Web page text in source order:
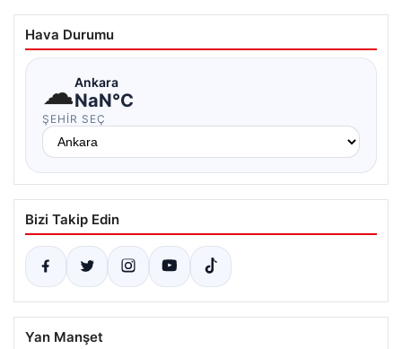
Hava Durumu
☁Ankara
NaN°C
ŞEHIR SEÇ
Bizi Takip Edin
Yan Manşet